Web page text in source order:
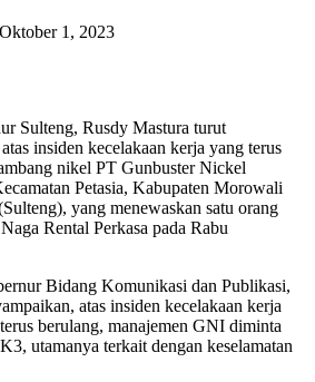
Oktober 1, 2023
Sulteng, Rusdy Mastura turut
insiden kecelakaan kerja yang terus
nikel PT Gunbuster Nickel
Petasia, Kabupaten Morowali
yang menewaskan satu orang
Rental Perkasa pada Rabu
Bidang Komunikasi dan Publikasi,
atas insiden kecelakaan kerja
berulang, manajemen GNI diminta
utamanya terkait dengan keselamatan